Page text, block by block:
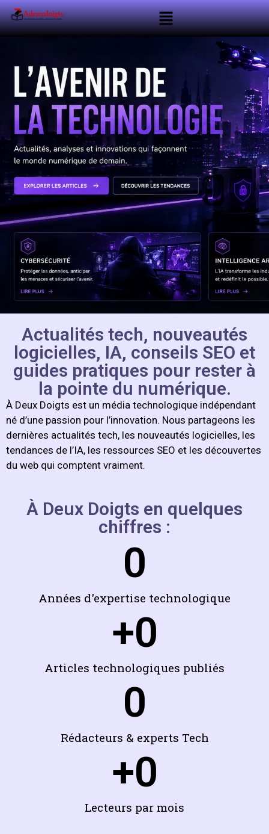
Actualités tech, nouveautés
logicielles, IA, conseils SEO et
guides pratiques pour rester à
la pointe du numérique.
À Deux Doigts est un média technologique indépendant
né d’une passion pour l’innovation. Nous partageons les
dernières actualités tech, les nouveautés logicielles, les
tendances de l’IA, les ressources SEO et les découvertes
du web qui comptent vraiment.
À Deux Doigts en quelques
chiffres :
Années d'expertise technologique
0
Articles technologiques publiés
+0
Rédacteurs & experts Tech
0
Lecteurs par mois
+0